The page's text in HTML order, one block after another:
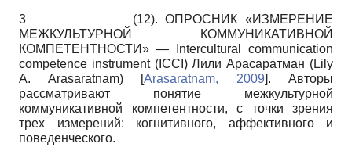
3 (12). ОПРОСНИК «ИЗМЕРЕНИЕ
МЕЖКУЛЬТУРНОЙ КОММУНИКАТИВНОЙ
КОМПЕТЕНТНОСТИ» — Intercultural communication
competence instrument (ICCI) Лили Арасаратман (Lily
A. Arasaratnam)
[Arasaratnam, 2009]. Авторы
рассматривают понятие межкультурной
коммуникативной компетентности, с точки зрения
трех измерений: когнитивного, аффективного и
поведенческого.